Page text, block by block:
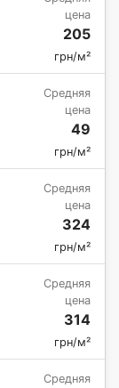
цена
205
грн/м²
Средняя
цена
49
грн/м²
Средняя
цена
324
грн/м²
Средняя
цена
314
грн/м²
Средняя